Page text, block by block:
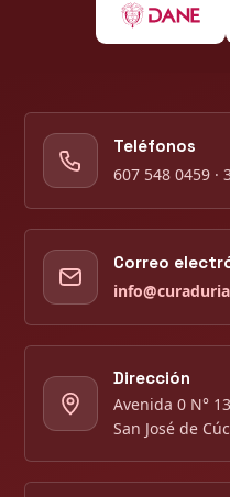
Teléfonos
607 548 0459 ·
Correo
Dirección
Avenida 0 N°
San José de